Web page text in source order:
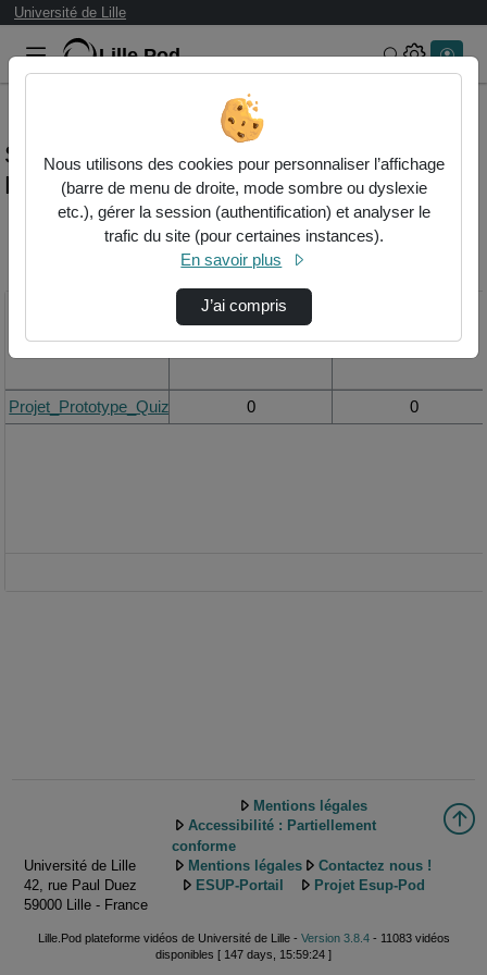
Université de Lille
Lille.Pod Rechercher
Statistiques de visualisation de la vidéo
Projet_prototype_quizzhoot_gr10.mp4
Modifier la période de
Vue de la journée
Projet_Prototype_QuizzHoot_Gr10.mp4
0 0
Université de Lille
42, rue Paul Duez
59000 Lille - France
Mentions légales
Accessibilité : Partiellement
conforme
Mentions légales
Contactez nous !
ESUP-Portail
Projet Esup-Pod
Lille.Pod plateforme vidéos de Université de Lille - Version 3.8.4- 11083 vidéos
disponibles [ 147 days, 15:59:24 ]
Nous utilisons des cookies pour personnaliser l’affichage
(barre de menu de droite, mode sombre ou dyslexie
etc.), gérer la session (authentification) et analyser le
trafic du site (pour certaines instances).
En savoir plus
J’ai compris